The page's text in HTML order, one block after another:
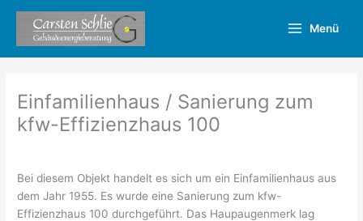
springen
Menü
Einfamilienhaus / Sanierung zum
kfw-Effizienzhaus 100
Bei diesem Objekt handelt es sich um ein Einfamilienhaus aus
dem Jahr 1955. Es wurde eine Sanierung zum kfw-
Effizienzhaus 100 durchgeführt. Das Haupaugenmerk lag